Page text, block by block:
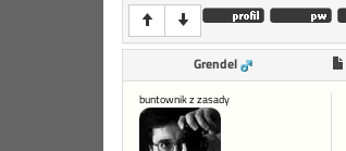
Grendel
buntownik z zasady